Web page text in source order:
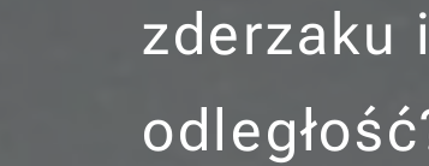
zderzaku